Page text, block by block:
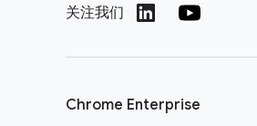
关注我们
Chrome Enterprise